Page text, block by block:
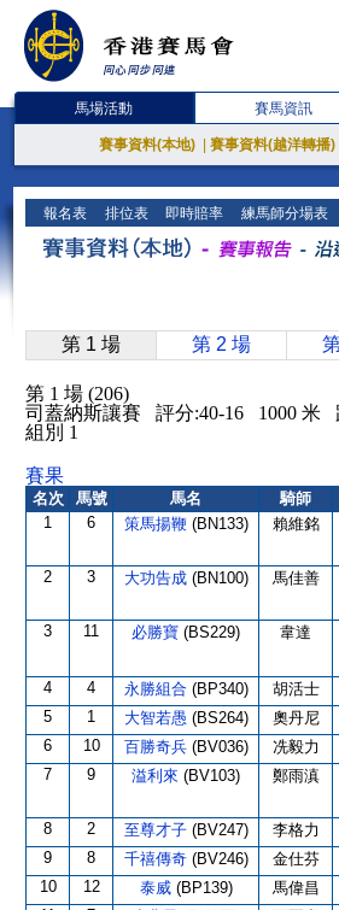
馬場活動 賽馬資訊
賽事資料(本地) 賽事資料(越洋轉播)
報名表 排位表 即時賠率 練馬師分場表
第 1 場 第 2 場
第 1 場 (206)
司蓋納斯讓賽 評分:40-16 1000 米
組別 1
賽果
名次 馬號 馬名 騎師
1
6 策馬揚鞭 (BN133) 賴維銘
2 3 大功告成 (BN100) 馬佳善
3 11 必勝寶 (BS229) 韋達
4 4 永勝組合 (BP340) 胡活士
5 1 大智若愚 (BS264) 奧丹尼
6 10 百勝奇兵 (BV036) 冼毅力
7 9 溢利來 (BV103) 鄭雨滇
8 2 至尊才子 (BV247) 李格力
9 8 千禧傳奇 (BV246) 金仕芬
10 12 泰威 (BP139) 馬偉昌